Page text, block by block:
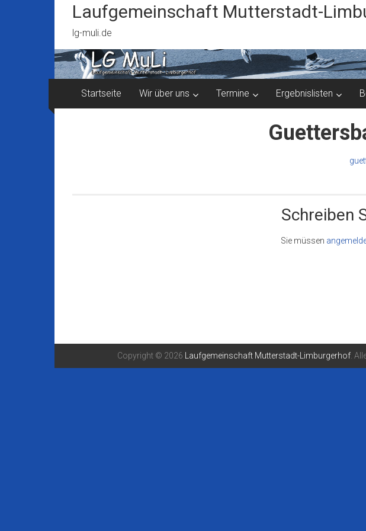
Inhalt
springen
Laufgemeinschaft Mutterstadt-
lg-muli.de
Startseite Wir über uns Termine Ergebnislisten
Schreiben
Sie müssen
Copyright © 2026 Laufgemeinschaft Mutterstadt-Limburgerhof.